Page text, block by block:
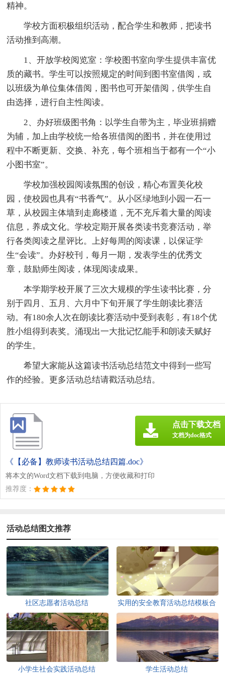
精神。
学校方面积极组织活动，配合学生和教师，把读书
活动推到高潮。
1、开放学校阅览室：学校图书室向学生提供丰富优
质的藏书。学生可以按照规定的时间到图书室借阅，或
以班级为单位集体借阅，图书也可开架借阅，供学生自
由选择，进行自主性阅读。
2、办好班级图书角：以学生自带为主，毕业班捐赠
为辅，加上由学校统一给各班借阅的图书，并在使用过
程中不断更新、交换、补充，每个班相当于都有一个“小
小图书室”。
学校加强校园阅读氛围的创设，精心布置美化校
园，使校园也具有“书香气”。从小区绿地到小园一石一
草，从校园主体墙到走廊楼道，无不充斥着大量的阅读
信息，养成文化。学校定期开展各类读书竞赛活动，举
行各类阅读之星评比。上好每周的阅读课，以保证学
生“会读”。办好校刊，每月一期，发表学生的优秀文
章，鼓励师生阅读，体现阅读成果。
本学期学校开展了三次大规模的学生读书比赛，分
别于四月、五月、六月中下旬开展了学生朗读比赛活
动。有180余人次在朗读比赛活动中受到表彰，有18个优
胜小组得到表奖。涌现出一大批记忆能手和朗读天赋好
的学生。
希望大家能从这篇读书活动总结范文中得到一些写
作的经验。更多活动总结请戳活动总结。
《【必备】教师读书活动总结四篇.doc》
将本文的Word文档下载到电脑，方便收藏和打印
推荐度：
点击下载文档
文档为doc格式
活动总结图文推荐
社区志愿者活动总结
实用的安全教育活动总结模板合
集五篇
小学生社会实践活动总结 学生活动总结